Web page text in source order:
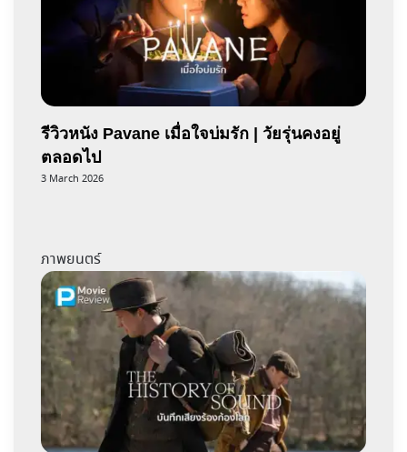
รีวิวหนัง Pavane เมื่อใจบ่มรัก | วัยรุ่นคงอยู่
ตลอดไป
3 March 2026
ภาพยนตร์